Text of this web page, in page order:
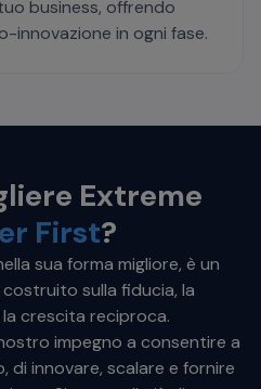
business, offrendo
innovazione in ogni fase.
Extreme
First?
sua forma migliore, è un
sulla fiducia, la
crescita reciproca.
impegno a consentire a
di innovare, scalare e fornire